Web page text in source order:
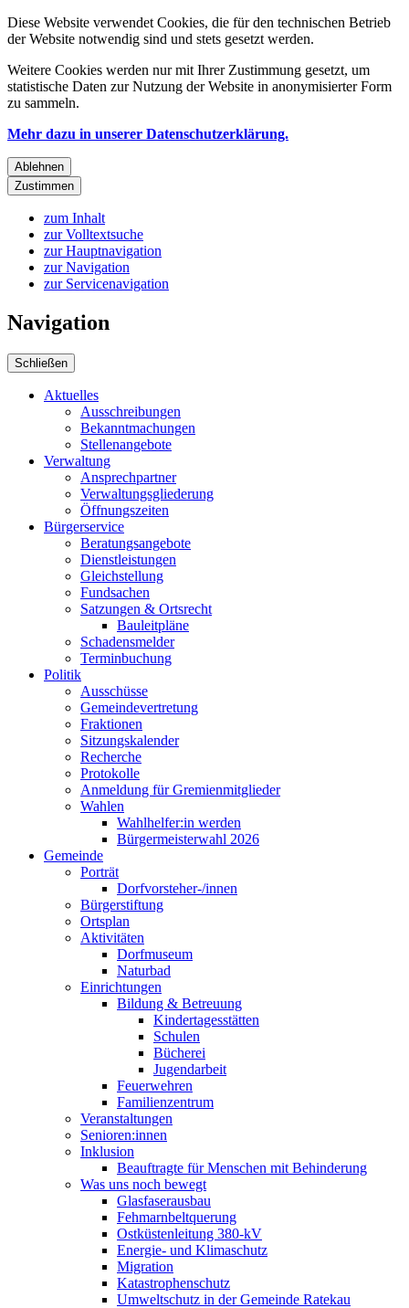
Diese Website verwendet Cookies, die für den technischen Betrieb
der Website notwendig sind und stets gesetzt werden.
Weitere Cookies werden nur mit Ihrer Zustimmung gesetzt, um
statistische Daten zur Nutzung der Website in anonymisierter Form
zu sammeln.
Mehr dazu in unserer Datenschutzerklärung.
Ablehnen
Zustimmen
zum Inhalt
zur Volltextsuche
zur Hauptnavigation
zur Navigation
zur Servicenavigation
Navigation
Schließen
Aktuelles
Ausschreibungen
Bekanntmachungen
Stellenangebote
Verwaltung
Ansprechpartner
Verwaltungsgliederung
Öffnungszeiten
Bürgerservice
Beratungsangebote
Dienstleistungen
Gleichstellung
Fundsachen
Satzungen & Ortsrecht
Bauleitpläne
Schadensmelder
Terminbuchung
Politik
Ausschüsse
Gemeindevertretung
Fraktionen
Sitzungskalender
Recherche
Protokolle
Anmeldung für Gremienmitglieder
Wahlen
Wahlhelfer:in werden
Bürgermeisterwahl 2026
Gemeinde
Porträt
Dorfvorsteher-/innen
Bürgerstiftung
Ortsplan
Aktivitäten
Dorfmuseum
Naturbad
Einrichtungen
Bildung & Betreuung
Kindertagesstätten
Schulen
Bücherei
Jugendarbeit
Feuerwehren
Familienzentrum
Veranstaltungen
Senioren:innen
Inklusion
Beauftragte für Menschen mit Behinderung
Was uns noch bewegt
Glasfaserausbau
Fehmarnbeltquerung
Ostküstenleitung 380-kV
Energie- und Klimaschutz
Migration
Katastrophenschutz
Umweltschutz in der Gemeinde Ratekau